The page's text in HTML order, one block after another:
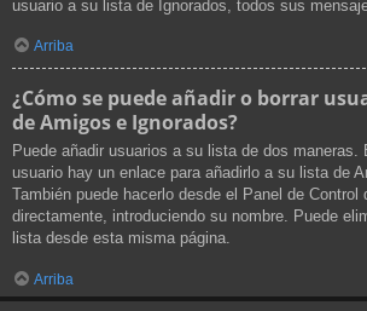
usuario a su lista de Ignorados, todos sus
Arriba
¿Cómo se puede añadir o borrar
de Amigos e Ignorados?
Puede añadir usuarios a su lista de dos maneras.
usuario hay un enlace para añadirlo a su lista de
También puede hacerlo desde el Panel de Control
directamente, introduciendo su nombre. Puede
lista desde esta misma página.
Arriba